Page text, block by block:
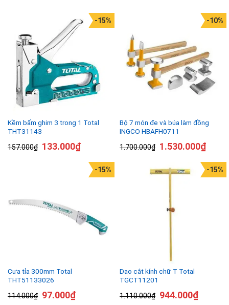
Kềm bấm ghim 3 trong 1 Total
THT31143
157.000₫
-15%
133.000₫
Bộ 7 món đe và búa làm đồng
INGCO HBAFH0711
1.700.000₫
-10%
1.530.000₫
Cưa tỉa 300mm Total
THT51133026
114.000₫
-15%
97.000₫
Dao cắt kính chữ T Total
TGCT11201
1.110.000₫
-15%
944.000₫